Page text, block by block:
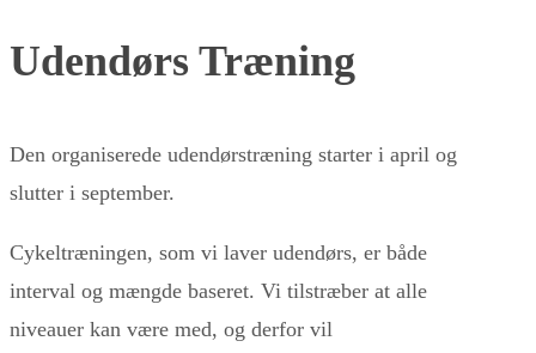
Udendørs Træning
Den organiserede udendørstræning starter i april og
slutter i september.
Cykeltræningen, som vi laver udendørs, er både
interval og mængde baseret. Vi tilstræber at alle
niveauer kan være med, og derfor vil